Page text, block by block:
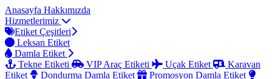
Anasayfa Hakkımızda
Hizmetlerimiz
Etiket Çeşitleri
Leksan Etiket
Damla Etiket
Tekne Etiketi
VIP Araç Etiketi Uçak Etiket
Karavan
Etiket
Dondurma Damla Etiket
Promosyon Damla Etiket